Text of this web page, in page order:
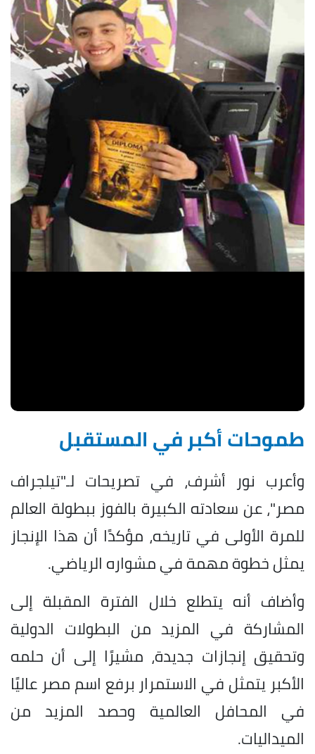
طموحات أكبر في المستقبل
وأعرب نور أشرف، في تصريحات لـ"تيلجراف
مصر"، عن سعادته الكبيرة بالفوز ببطولة العالم
للمرة الأولى في تاريخه، مؤكدًا أن هذا الإنجاز
يمثل خطوة مهمة في مشواره الرياضي.
وأضاف أنه يتطلع خلال الفترة المقبلة إلى
المشاركة في المزيد من البطولات الدولية
وتحقيق إنجازات جديدة، مشيرًا إلى أن حلمه
الأكبر يتمثل في الاستمرار برفع اسم مصر عاليًا
في المحافل العالمية وحصد المزيد من
الميداليات.